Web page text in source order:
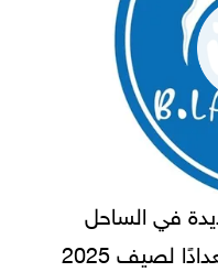
7 فروع جديدة في الساحل
لصيف 2025